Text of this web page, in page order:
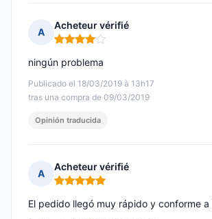
A
Acheteur vérifié
Nota: 4 de 5
Publicado el 18/03/2019 à 13h17
tras una compra de 09/03/2019
ningún problema
Opinión traducida
A
Acheteur vérifié
Nota: 5 de 5
El pedido llegó muy rápido y conforme a